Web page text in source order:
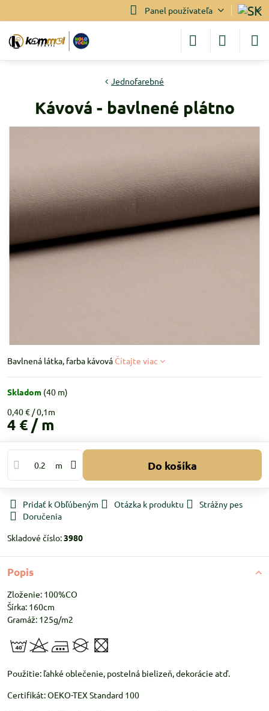
Panel používateľa
Jednofarebné
Kávová - bavlnené plátno
Bavlnená látka, farba kávová Čítajte viac
Skladom (40 m)
0,40 €
4 € / m
m Do košíka
Pridať k Obľúbeným Otázka k produktu
Strážny pes
Doručenia
Skladové číslo:3980
Popis
Zloženie: 100%CO
Šírka: 160cm
Gramáž: 125g/m2
Použitie: ľahké oblečenie, postelná bielizeň, dekorácie atď.
Certifikát: OEKO-TEX Standard 100